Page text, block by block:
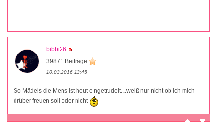
bibbi26
39871 Beiträge
10.03.2016 13:45
So Mädels die Mens ist heut eingetrudelt....weiß nur nicht ob ich mich
drüber freuen soll oder nicht